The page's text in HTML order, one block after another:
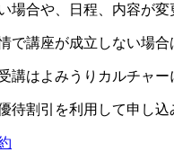
場合や、日程、内容が変
で講座が成立しない場合
講はよみうりカルチャー
待割引を利用して申し込